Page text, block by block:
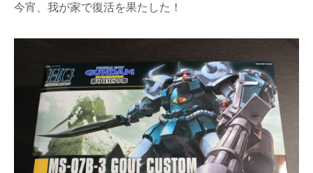
今宵、我が家で復活を果たした！